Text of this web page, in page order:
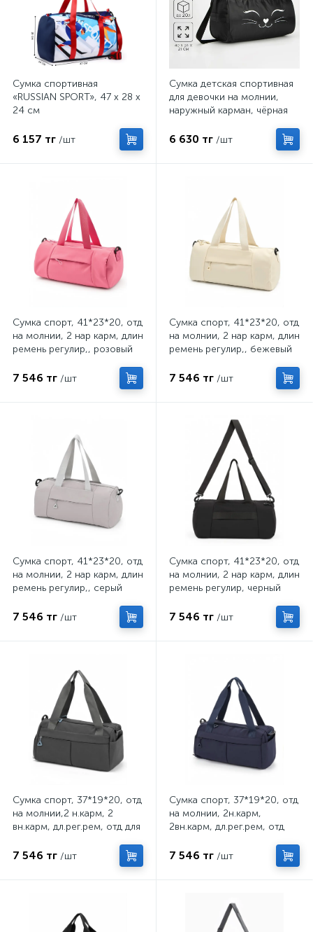
Сумка спортивная
«RUSSIAN SPORT», 47 x 28 x
24 см
6 157 тг /шт
Сумка детская спортивная
для девочки на молнии,
наружный карман, чёрная
6 630 тг /шт
Сумка спорт, 41*23*20, отд
на молнии, 2 нар карм, длин
ремень регулир,, розовый
7 546 тг /шт
Сумка спорт, 41*23*20, отд
на молнии, 2 нар карм, длин
ремень регулир,, бежевый
7 546 тг /шт
Сумка спорт, 41*23*20, отд
на молнии, 2 нар карм, длин
ремень регулир,, серый
7 546 тг /шт
Сумка спорт, 41*23*20, отд
на молнии, 2 нар карм, длин
ремень регулир, черный
7 546 тг /шт
Сумка спорт, 37*19*20, отд
на молнии,2 н.карм, 2
вн.карм, дл.рег.рем, отд для
7 546 тг /шт
Сумка спорт, 37*19*20, отд
на молнии, 2н.карм,
2вн.карм, дл.рег.рем, отд
7 546 тг /шт